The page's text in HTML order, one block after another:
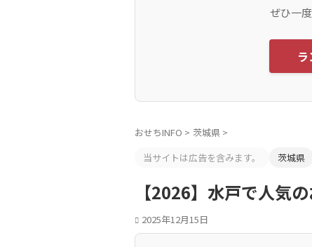
ぜひ一
おせちINFO > 茨城県 >
当サイトは広告を含みます。
茨城県
【2026】水戸で人気
2025年12月15日